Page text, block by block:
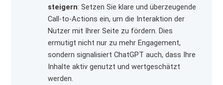
steigern: Setzen Sie klare und überzeugende
Call-to-Actions ein, um die Interaktion der
Nutzer mit Ihrer Seite zu fördern. Dies
ermutigt nicht nur zu mehr Engagement,
sondern signalisiert ChatGPT auch, dass Ihre
Inhalte aktiv genutzt und wertgeschätzt
werden.